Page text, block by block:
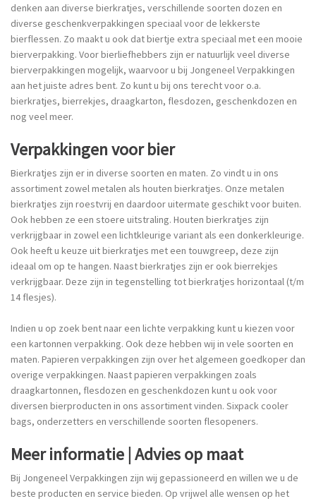
denken aan diverse bierkratjes, verschillende soorten dozen en
diverse geschenkverpakkingen speciaal voor de lekkerste
bierflessen. Zo maakt u ook dat biertje extra speciaal met een mooie
bierverpakking. Voor bierliefhebbers zijn er natuurlijk veel diverse
bierverpakkingen mogelijk, waarvoor u bij Jongeneel Verpakkingen
aan het juiste adres bent. Zo kunt u bij ons terecht voor o.a.
bierkratjes, bierrekjes, draagkarton, flesdozen, geschenkdozen en
nog veel meer.
Verpakkingen voor bier
Bierkratjes zijn er in diverse soorten en maten. Zo vindt u in ons
assortiment zowel metalen als houten bierkratjes. Onze metalen
bierkratjes zijn roestvrij en daardoor uitermate geschikt voor buiten.
Ook hebben ze een stoere uitstraling. Houten bierkratjes zijn
verkrijgbaar in zowel een lichtkleurige variant als een donkerkleurige.
Ook heeft u keuze uit bierkratjes met een touwgreep, deze zijn
ideaal om op te hangen. Naast bierkratjes zijn er ook bierrekjes
verkrijgbaar. Deze zijn in tegenstelling tot bierkratjes horizontaal (t/m
14 flesjes).
Indien u op zoek bent naar een lichte verpakking kunt u kiezen voor
een kartonnen verpakking. Ook deze hebben wij in vele soorten en
maten. Papieren verpakkingen zijn over het algemeen goedkoper dan
overige verpakkingen. Naast papieren verpakkingen zoals
draagkartonnen, flesdozen en geschenkdozen kunt u ook voor
diversen bierproducten in ons assortiment vinden. Sixpack cooler
bags, onderzetters en verschillende soorten flesopeners.
Meer informatie | Advies op maat
Bij Jongeneel Verpakkingen zijn wij gepassioneerd en willen we u de
beste producten en service bieden. Op vrijwel alle wensen op het